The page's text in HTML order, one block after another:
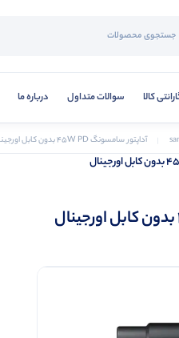
کالا سوالات متداول درباره ما
آداپتور سامسونگ 45W PD بدون کابل اورجینال